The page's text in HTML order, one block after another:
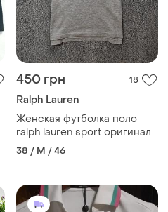
450 грн 18
Ralph Lauren
Женская футболка поло
ralph lauren sport оригинал
38 / M / 46